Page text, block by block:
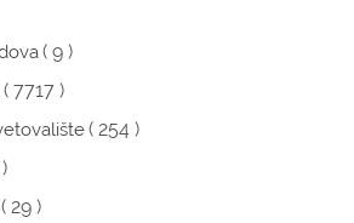
( 9 )
( 7717 )
( 254 )
( 29 )